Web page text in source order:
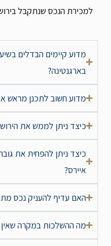
למכירת הנכס שנתקבל
מדוע קיימים הבדלים
בארגנטינה?
מדוע חשוב לתכנן מראש
כיצד ניתן לממש את
כיצד ניתן להפחית את
איירס?
האם עדיף להעניק נכס
מה ההשלכות במקרה שאין